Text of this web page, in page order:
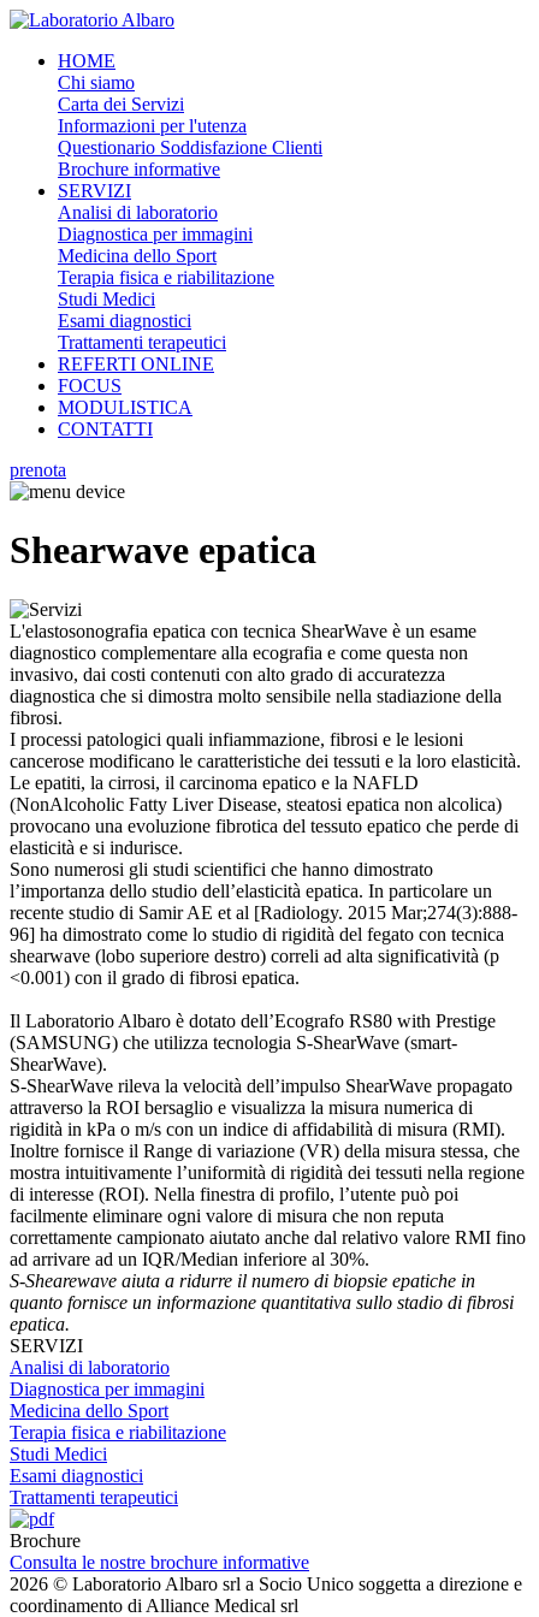
HOME
Chi siamo
Carta dei Servizi
Informazioni per l'utenza
Questionario Soddisfazione Clienti
Brochure informative
SERVIZI
Analisi di laboratorio
Diagnostica per immagini
Medicina dello Sport
Terapia fisica e riabilitazione
Studi Medici
Esami diagnostici
Trattamenti terapeutici
REFERTI ONLINE
FOCUS
MODULISTICA
CONTATTI
prenota
Shearwave epatica
L'elastosonografia epatica con tecnica ShearWave è un esame
diagnostico complementare alla ecografia e come questa non
invasivo, dai costi contenuti con alto grado di accuratezza
diagnostica che si dimostra molto sensibile nella stadiazione della
fibrosi.
I processi patologici quali infiammazione, fibrosi e le lesioni
cancerose modificano le caratteristiche dei tessuti e la loro elasticità.
Le epatiti, la cirrosi, il carcinoma epatico e la NAFLD
(NonAlcoholic Fatty Liver Disease, steatosi epatica non alcolica)
provocano una evoluzione fibrotica del tessuto epatico che perde di
elasticità e si indurisce.
Sono numerosi gli studi scientifici che hanno dimostrato
l’importanza dello studio dell’elasticità epatica. In particolare un
recente studio di Samir AE et al [Radiology. 2015 Mar;274(3):888-
96] ha dimostrato come lo studio di rigidità del fegato con tecnica
shearwave (lobo superiore destro) correli ad alta significatività (p
<0.001) con il grado di fibrosi epatica.
Il Laboratorio Albaro è dotato dell’Ecografo RS80 with Prestige
(SAMSUNG) che utilizza tecnologia S-ShearWave (smart-
ShearWave).
S-ShearWave rileva la velocità dell’impulso ShearWave propagato
attraverso la ROI bersaglio e visualizza la misura numerica di
rigidità in kPa o m/s con un indice di affidabilità di misura (RMI).
Inoltre fornisce il Range di variazione (VR) della misura stessa, che
mostra intuitivamente l’uniformità di rigidità dei tessuti nella regione
di interesse (ROI). Nella finestra di profilo, l’utente può poi
facilmente eliminare ogni valore di misura che non reputa
correttamente campionato aiutato anche dal relativo valore RMI fino
ad arrivare ad un IQR/Median inferiore al 30%.
S-Shearewave aiuta a ridurre il numero di biopsie epatiche in
quanto fornisce un informazione quantitativa sullo stadio di fibrosi
epatica.
SERVIZI
Analisi di laboratorio
Diagnostica per immagini
Medicina dello Sport
Terapia fisica e riabilitazione
Studi Medici
Esami diagnostici
Trattamenti terapeutici
Brochure
Consulta le nostre brochure informative
2026 © Laboratorio Albaro srl a Socio Unico soggetta a direzione e
coordinamento di Alliance Medical srl